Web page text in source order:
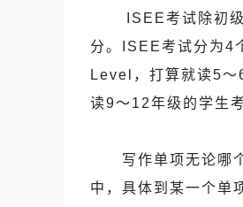
ISEE考试除初
分。ISEE考试分为4
Level，打算就读5
读9～12年级的学生
写作单项无论哪个
中，具体到某一个单